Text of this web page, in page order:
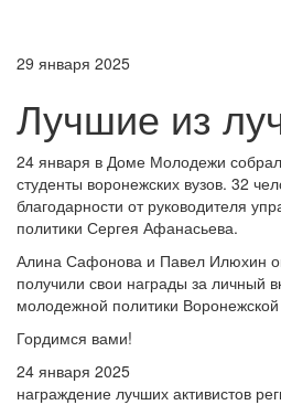
29 января 2025
Лучшие из
24 января в Доме Молодежи
студенты воронежских вузов. 32
благодарности от руководителя
политики Сергея Афанасьева.
Алина Сафонова и Павел Илюхин
получили свои награды за личный
молодежной политики Воронежской
Гордимся вами!
24 января 2025
награждение лучших активистов